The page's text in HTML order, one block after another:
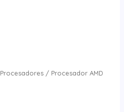
Procesadores/ Procesador AMD